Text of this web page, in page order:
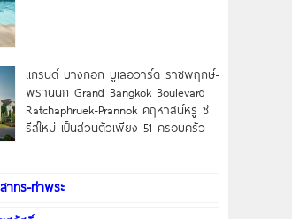
แกรนด์ บางกอก บูเลอวาร์ด ราชพฤกษ์-
พรานนก Grand Bangkok Boulevard
Ratchaphruek-Prannok คฤหาสน์หรู ซี
รีส์ใหม่ เป็นส่วนตัวเพียง 51 ครอบครัว
สาทร-ท่าพระ